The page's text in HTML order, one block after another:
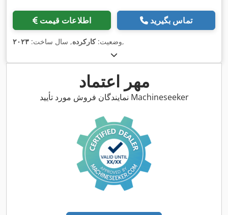
اطلاعات قیمت تماس بگیرید
وضعیت:کارکرده, سال ساخت: ۲۰۲۳ ,
مهر اعتماد
نمایندگان فروش مورد تأیید Machineseeker